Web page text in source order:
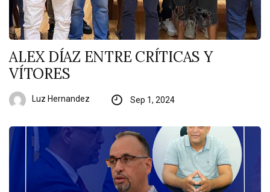
ALEX DÍAZ ENTRE CRÍTICAS Y
VÍTORES
Luz Hernandez Sep 1, 2024